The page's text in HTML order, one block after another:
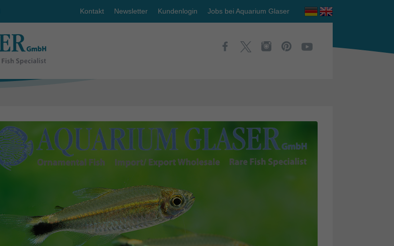
Kontakt Newsletter Kundenlogin Jobs bei Aquarium Glaser